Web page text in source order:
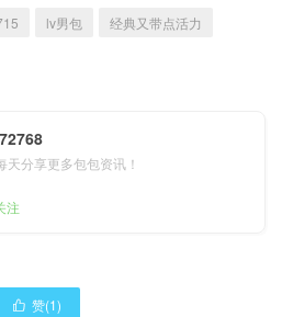
lv男包
经典又带点活力
天分享更多包包资讯！
注
 赞(1)